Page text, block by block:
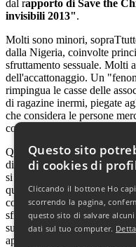
dal rapporto di Save the
invisibili 2013".
Molti sono minori,
dalla Nigeria, coinvolte
sfruttamento sessuale. Molti
dell'accattonaggio. Un
rimpingua le casse delle
di ragazine inermi, piegate
che considera le persone
contrabbandabili.
Queste bande di
di dollari, "spesso reinvestiti
si fa registrare comunque in
questi ignobili mercanti
compratori. "Molte delle
sfruttamento sessuale
sul territorio" o perchè
appartamenti, centri
Questo sito
di cookies di
Cliccando il bottone Ho
scorrendo la pagina,
questo sito di salvare
dati sul tuo computer.